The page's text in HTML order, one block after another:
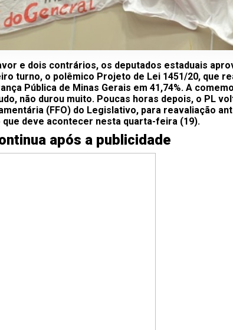
e dois contrários, os deputados estaduais
turno, o polêmico Projeto de Lei 1451/20, que
Pública de Minas Gerais em 41,74%. A
não durou muito. Poucas horas depois, o PL
(FFO) do Legislativo, para reavaliação
que deve acontecer nesta quarta-feira (19).
após a publicidade